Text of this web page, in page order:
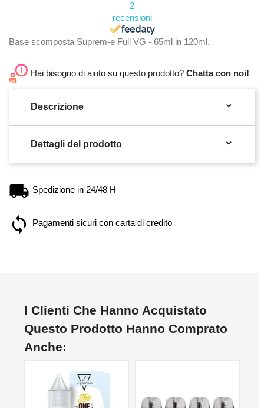
2
recensioni
Base scomposta Suprem-e Full VG - 65ml in 120ml.
Hai bisogno di aiuto su questo prodotto? Chatta con noi!
Descrizione 
Dettagli del prodotto 
Spedizione in 24/48 H
Pagamenti sicuri con carta di credito
I Clienti Che Hanno Acquistato
Questo Prodotto Hanno Comprato
Anche: